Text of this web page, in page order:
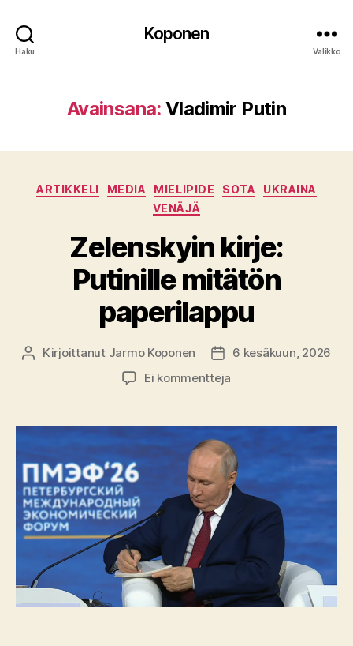
Haku
Koponen
Valikko
Avainsana: Vladimir Putin
Kategoriat
ARTIKKELI MEDIA MIELIPIDE SOTA
UKRAINA
VENÄJÄ
Zelenskyin kirje:
Putinille mitätön
paperilappu
Kirjoittaja
Kirjoittanut Jarmo Koponen Julkaisupäivämäärä
6 kesäkuun, 2026
Ei kommentteja
Putinille
mitätön
paperilappu